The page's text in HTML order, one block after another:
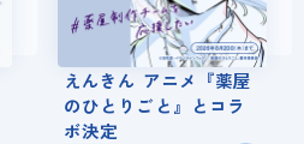
えんきん アニメ『薬屋
のひとりごと』とコラ
ボ決定